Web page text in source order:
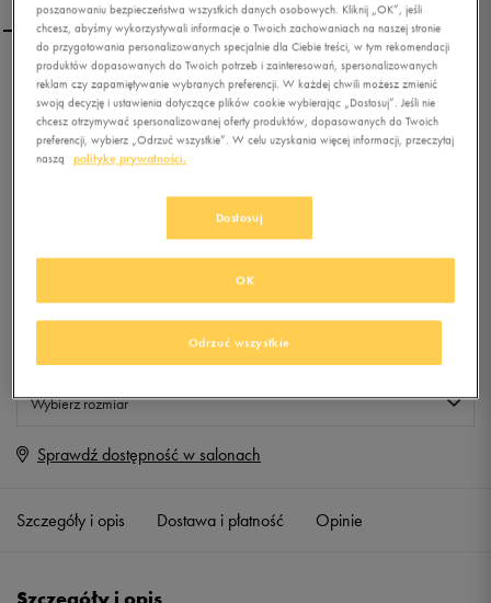
PUMA CZAPKA PUMA NO1
CAP WHITE
0.0 0
KLUBIE 50 STYLE
Produkt niedostępny
Jeśli artykuł będzie ponownie dostępny, otrzymasz od nas powiadomienie.
Wybierz rozmiar
Rozmiary EU
ONE SIZE
Sprawdź dostępność w salonach
Szczegóły i opis Dostawa i płatność Opinie
poszanowaniu bezpieczeństwa wszystkich danych osobowych. Kliknij „OK”, jeśli
chcesz, abyśmy wykorzystywali informacje o Twoich zachowaniach na naszej stronie
do przygotowania personalizowanych specjalnie dla Ciebie treści, w tym rekomendacji
produktów dopasowanych do Twoich potrzeb i zainteresowań, spersonalizowanych
reklam czy zapamiętywanie wybranych preferencji. W każdej chwili możesz zmienić
swoją decyzję i ustawienia dotyczące plików cookie wybierając „Dostosuj”. Jeśli nie
chcesz otrzymywać spersonalizowanej oferty produktów, dopasowanych do Twoich
preferencji, wybierz „Odrzuć wszystkie”. W celu uzyskania więcej informacji, przeczytaj
naszą
politykę prywatności.
Dostosuj
Odrzuć wszystkie
OK